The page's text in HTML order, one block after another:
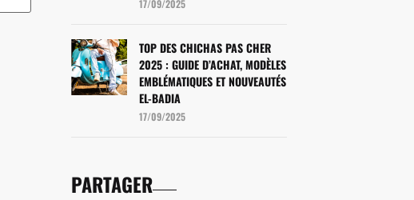
17/09/2025
TOP DES CHICHAS PAS CHER
2025 : GUIDE D’ACHAT, MODÈLES
EMBLÉMATIQUES ET NOUVEAUTÉS
EL-BADIA
17/09/2025
PARTAGERㅤㅤㅤㅤㅤㅤㅤ